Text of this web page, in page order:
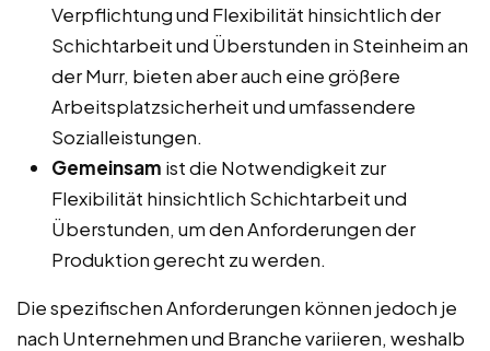
Verpflichtung und Flexibilität hinsichtlich der
Schichtarbeit und Überstunden in Steinheim an
der Murr, bieten aber auch eine größere
Arbeitsplatzsicherheit und umfassendere
Sozialleistungen.
Gemeinsam ist die Notwendigkeit zur
Flexibilität hinsichtlich Schichtarbeit und
Überstunden, um den Anforderungen der
Produktion gerecht zu werden.
Die spezifischen Anforderungen können jedoch je
nach Unternehmen und Branche variieren, weshalb